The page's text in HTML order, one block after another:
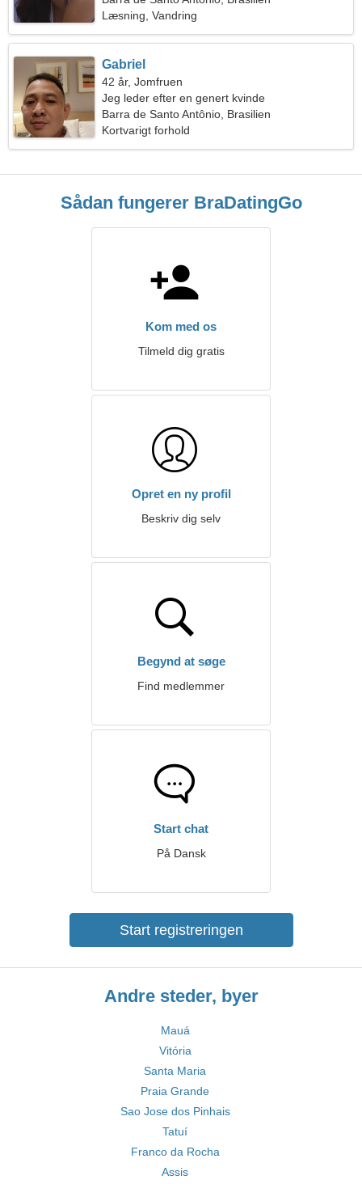
Læsning, Vandring
Gabriel
42 år, Jomfruen
Jeg leder efter en genert kvinde
Barra de Santo Antônio, Brasilien
Kortvarigt forhold
Sådan fungerer BraDatingGo
Kom med os
Tilmeld dig gratis
Opret en ny profil
Beskriv dig selv
Begynd at søge
Find medlemmer
Start chat
På Dansk
Start registreringen
Andre steder, byer
Mauá
Vitória
Santa Maria
Praia Grande
Sao Jose dos Pinhais
Tatuí
Franco da Rocha
Assis